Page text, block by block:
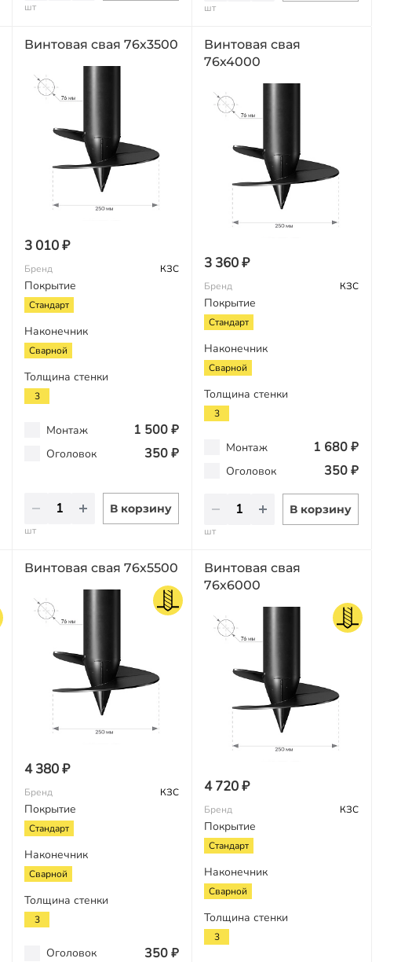
шт шт
Винтовая свая 76х3500
3 010 ₽
Бренд КЗС
Покрытие
Стандарт
Наконечник
Сварной
Толщина стенки
3
Монтаж 1 500 ₽
Оголовок 350 ₽
В корзину
шт
Винтовая свая
76х4000
3 360 ₽
Бренд КЗС
Покрытие
Стандарт
Наконечник
Сварной
Толщина стенки
3
Монтаж 1 680 ₽
Оголовок 350 ₽
В корзину
шт
Винтовая свая 76х5500
4 380 ₽
Бренд КЗС
Покрытие
Стандарт
Наконечник
Сварной
Толщина стенки
3
Оголовок 350 ₽
Винтовая свая
76х6000
4 720 ₽
Бренд КЗС
Покрытие
Стандарт
Наконечник
Сварной
Толщина стенки
3